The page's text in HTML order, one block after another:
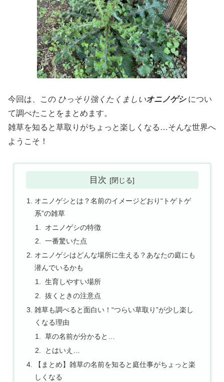
今回は、この ひっそり強くたくましいオニノゲシについ
て調べたことをまとめます。
雑草を知ると草取りがちょっと楽しくなる…そんな世界へ
ようこそ！
目次
オニノゲシとは？名前のイメージどおり“トゲトゲ
系”の雑草
オニノゲシの特徴
一番驚いた点
オニノゲシはどんな場所に生える？あなたの庭にも
潜んでいるかも
生育しやすい場所
抜くときの注意点
雑草も調べると面白い！“つらい草取り”が少し楽し
くなる理由
草の名前が分かると…
とはいえ…
【まとめ】雑草の名前を知ると庭仕事がちょっと楽
しくなる